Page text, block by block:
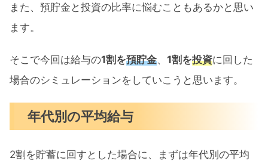
また、預貯金と投資の比率に悩むこともあるかと思い
ます。
そこで今回は給与の1割を預貯金、 1割を投資に回した
場合のシミュレーションをしていこうと思います。
年代別の平均給与
2割を貯蓄に回すとした場合に、まずは年代別の平均